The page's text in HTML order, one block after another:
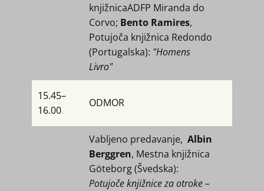
knjižnicaADFP Miranda do
Corvo; Bento Ramires,
Potujoča knjižnica Redondo
(Portugalska): "Homens
Livro"
15.45​–
16.00
ODMOR
Vabljeno predavanje, Albin
Berggren, Mestna knjižnica
Göteborg (Švedska):
Potujoče knjižnice za otroke –